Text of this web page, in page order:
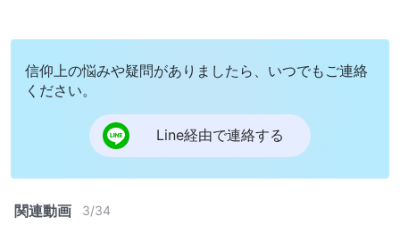
信仰上の悩みや疑問がありましたら、いつでもご連絡
ください。
Line経由で連絡する
関連動画 3/34